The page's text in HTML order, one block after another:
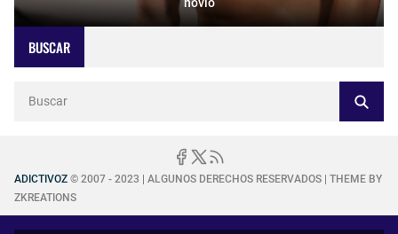
BUSCAR
ADICTIVOZ © 2007 - 2023 | ALGUNOS DERECHOS RESERVADOS | THEME BY
ZKREATIONS